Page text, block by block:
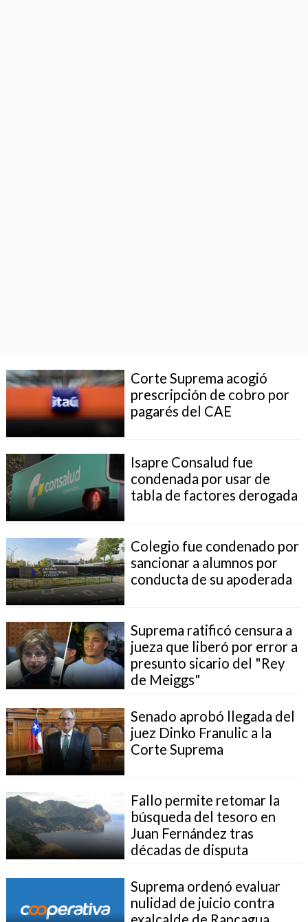
Corte Suprema acogió
prescripción de cobro por
pagarés del CAE
Isapre Consalud fue
condenada por usar de
tabla de factores derogada
Colegio fue condenado por
sancionar a alumnos por
conducta de su apoderada
Suprema ratificó censura a
jueza que liberó por error a
presunto sicario del "Rey
de Meiggs"
Senado aprobó llegada del
juez Dinko Franulic a la
Corte Suprema
Fallo permite retomar la
búsqueda del tesoro en
Juan Fernández tras
décadas de disputa
Suprema ordenó evaluar
nulidad de juicio contra